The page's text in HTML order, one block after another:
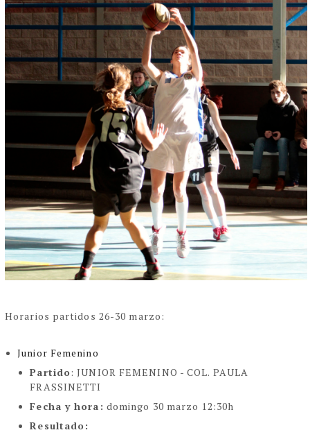
Horarios partidos 26-30 marzo:
Junior Femenino
Partido:JUNIOR FEMENINO -COL. PAULA
FRASSINETTI
Fecha y hora : domingo 30 marzo 12:30h
Resultado :